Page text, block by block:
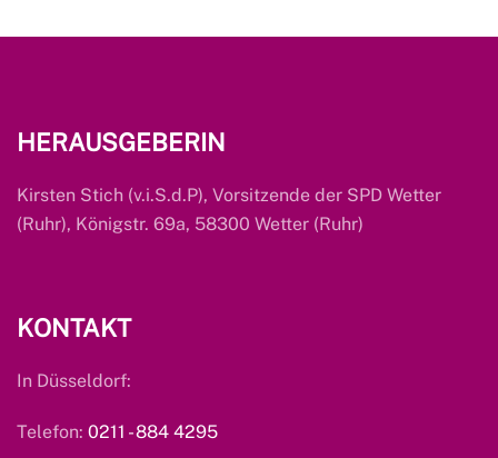
HERAUSGEBERIN
Kirsten Stich (v.i.S.d.P), Vorsitzende der SPD Wetter
(Ruhr), Königstr. 69a, 58300 Wetter (Ruhr)
KONTAKT
In Düsseldorf:
Telefon: 0211 - 884 4295